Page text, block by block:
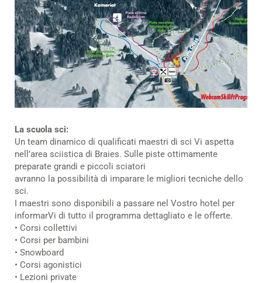
La scuola sci:
Un team dinamico di qualificati maestri di sci Vi aspetta
nell’area sciistica di Braies. Sulle piste ottimamente
preparate grandi e piccoli sciatori
avranno la possibilità di imparare le migliori tecniche dello
sci.
I maestri sono disponibili a passare nel Vostro hotel per
informarVi di tutto il programma dettagliato e le offerte.
• Corsi collettivi
• Corsi per bambini
• Snowboard
• Corsi agonistici
• Lezioni private